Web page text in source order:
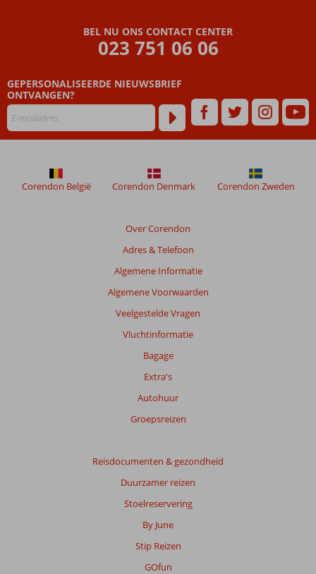
na
hun
verblijf
in
BEL NU ONS CONTACT CENTER
023 751 06 06
GEPERSONALISEERDE NIEUWSBRIEF
ONTVANGEN?
Over Corendon
Adres & Telefoon
Algemene Informatie
Algemene Voorwaarden
Veelgestelde Vragen
Vluchtinformatie
Bagage
Extra's
Autohuur
Groepsreizen
Reisdocumenten & gezondheid
Duurzamer reizen
Stoelreservering
By June
Stip Reizen
GOfun
Corendon België Corendon Denmark Corendon Zweden